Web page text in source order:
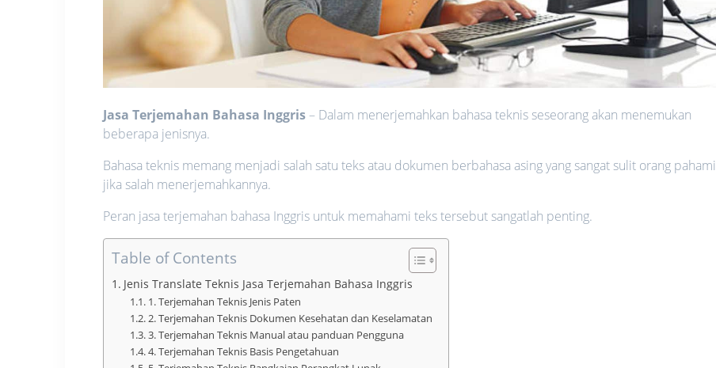
Jasa Terjemahan Bahasa Inggris– Dalam menerjemahkan bahasa teknis seseorang akan menemukan
beberapa jenisnya.
Bahasa teknis memang menjadi salah satu teks atau dokumen berbahasa asing yang sangat sulit orang pahami
jika salah menerjemahkannya.
Peran jasa terjemahan bahasa Inggris untuk memahami teks tersebut sangatlah penting.
Table of Contents
Jenis Translate Teknis Jasa Terjemahan Bahasa Inggris
1. Terjemahan Teknis Jenis Paten
2. Terjemahan Teknis Dokumen Kesehatan dan Keselamatan
3. Terjemahan Teknis Manual atau panduan Pengguna
4. Terjemahan Teknis Basis Pengetahuan